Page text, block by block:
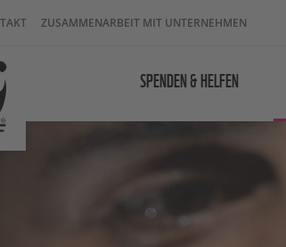
ZUSAMMENARBEIT MIT UNTERNEHMEN
SPENDEN & HELFEN